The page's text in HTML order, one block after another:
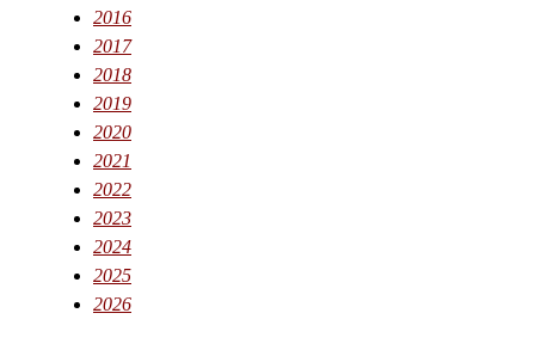
2016
2017
2018
2019
2020
2021
2022
2023
2024
2025
2026